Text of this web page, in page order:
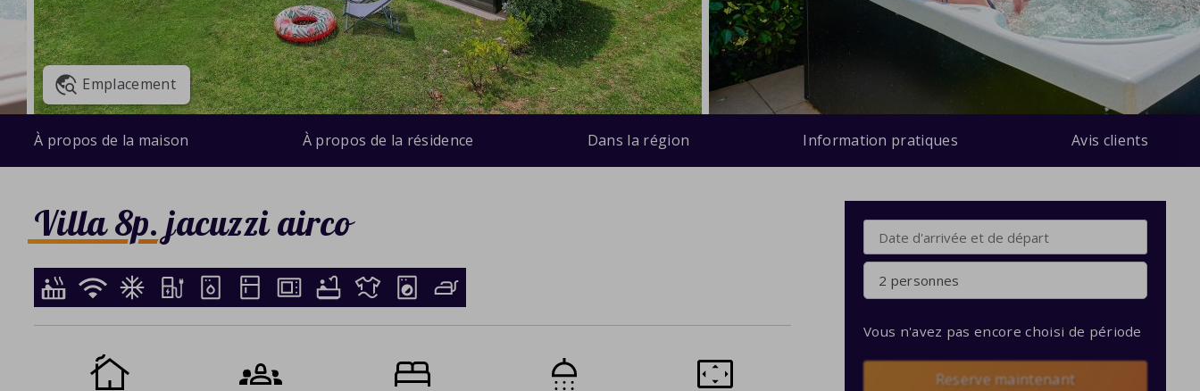
Emplacement
À propos de la maison À propos de la résidence Dans la région Information pratiques Avis clients
Villa 8p. jacuzzi airco
2 personnes
Vous n'avez pas encore choisi de période
Reserve maintenant